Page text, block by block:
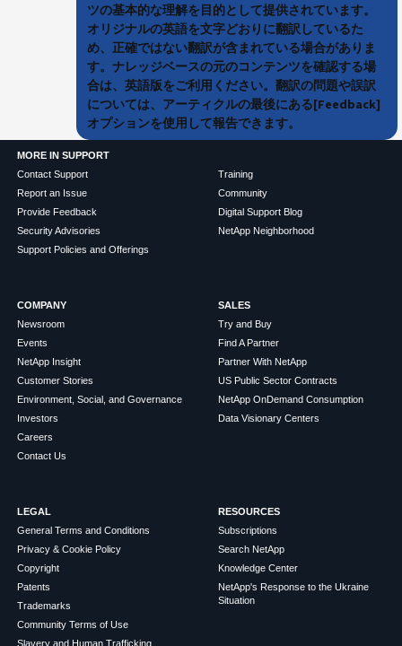
ツの基本的な理解を目的として提供されています。
オリジナルの英語を文字どおりに翻訳しているた
め、正確ではない翻訳が含まれている場合がありま
す。ナレッジベースの元のコンテンツを確認する場
合は、英語版をご利用ください。翻訳の問題や誤訳
については、アーティクルの最後にある[Feedback]
オプションを使用して報告できます。
MORE IN SUPPORT
Contact Support
Report an Issue
Provide Feedback
Security Advisories
Support Policies and Offerings
Training
Community
Digital Support Blog
NetApp Neighborhood
COMPANY
Newsroom
Events
NetApp Insight
Customer Stories
Environment, Social, and Governance
Investors
Careers
Contact Us
SALES
Try and Buy
Find A Partner
Partner With NetApp
US Public Sector Contracts
NetApp OnDemand Consumption
Data Visionary Centers
LEGAL
General Terms and Conditions
Privacy & Cookie Policy
Copyright
Patents
Trademarks
Community Terms of Use
Slavery and Human Trafficking
RESOURCES
Subscriptions
Search NetApp
Knowledge Center
NetApp's Response to the Ukraine
Situation